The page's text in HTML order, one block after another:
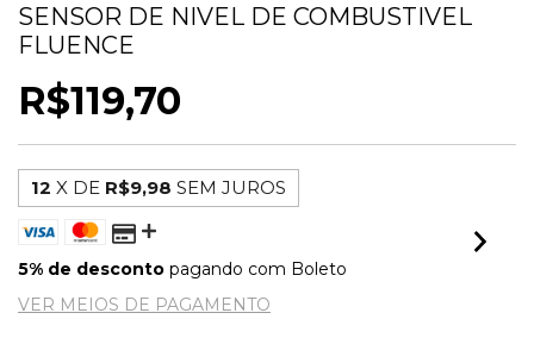
SENSOR DE NIVEL DE COMBUSTIVEL
FLUENCE
R$119,70
12 X DE R$9,98 SEM JUROS
5% de desconto pagando com Boleto
VER MEIOS DE PAGAMENTO